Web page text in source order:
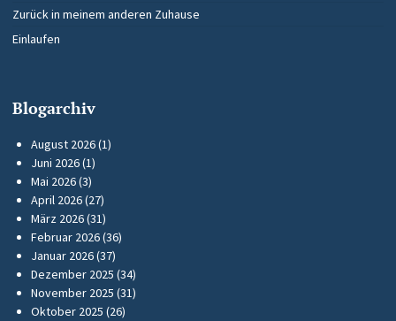
Zurück in meinem anderen Zuhause
Einlaufen
Blogarchiv
August 2026(1)
Juni 2026(1)
Mai 2026(3)
April 2026(27)
März 2026(31)
Februar 2026(36)
Januar 2026(37)
Dezember 2025 (34)
November 2025 (31)
Oktober 2025 (26)